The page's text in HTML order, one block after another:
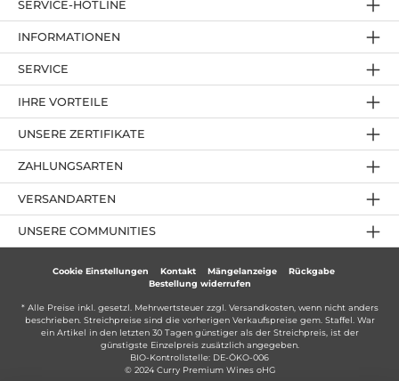
SERVICE-HOTLINE
IHRE VORTEILE
ZAHLUNGSARTEN
UNSERE ZERTIFIKATE
INFORMATIONEN
SERVICE
UNSERE COMMUNITIES
VERSANDARTEN
Cookie Einstellungen Kontakt Mängelanzeige
Rückgabe
Bestellung widerrufen
* Alle Preise inkl. gesetzl. Mehrwertsteuer zzgl. Versandkosten, wenn nicht anders
beschrieben. Streichpreise sind die vorherigen Verkaufspreise gem. Staffel. War
ein Artikel in den letzten 30 Tagen günstiger als der Streichpreis, ist der
günstigste Einzelpreis zusätzlich angegeben.
BIO-Kontrollstelle: DE-ÖKO-006
© 2024 Curry Premium Wines oHG